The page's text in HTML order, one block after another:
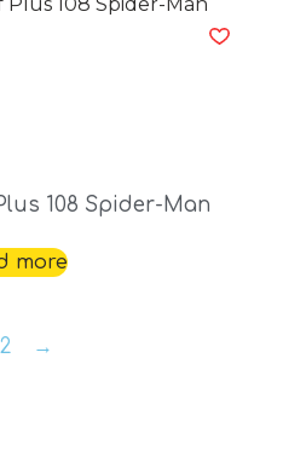
108 Spider-Man
more
2 →